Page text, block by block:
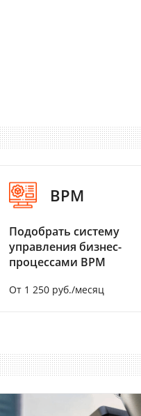
BPM
Подобрать систему
управления бизнес-
процессами BPM
От 1 250 руб./месяц